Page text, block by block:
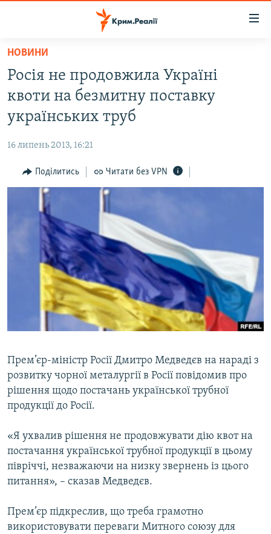
Перейти
основного
матеріалу
Перейти
до
основної
Перейти
до
ВІДЕО ТА ФОТО
БЛОГИ
ПОГЛЯД
ІНТЕРВ'Ю
ВСЕ ЗА ДЕНЬ
СПЕЦПРОЕКТИ
ДЕПОРТАЦІЯ
ВІДЕОУРОКИ «ELIFBE»
СВІДЧЕННЯ ОКУПАЦІЇ
УКРАЇНСЬКА ПРОБЛЕМА КРИМУ
ЯК ОБІЙТИ БЛОКУВАННЯ
Русский
Qırımtatar
Усі сайти RFE/RL
НОВИНИ
Росія не продовжила Україні
квоти на безмитну поставку
українських труб
16 липень 2013, 16:21
Поділитись Читати без VPN
Прем’єр-міністр Росії Дмитро Медведєв на нараді з
розвитку чорної металургії в Росії повідомив про
рішення щодо постачань української трубної
продукції до Росії.
«Я ухвалив рішення не продовжувати дію квот на
постачання української трубної продукції в цьому
півріччі, незважаючи на низку звернень із цього
питання», – сказав Медведєв.
Прем’єр підкреслив, що треба грамотно
використовувати переваги Митного союзу для